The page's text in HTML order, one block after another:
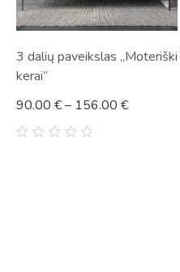
3 dalių paveikslas „Moteriški
kerai”
90.00 €– 156.00 €